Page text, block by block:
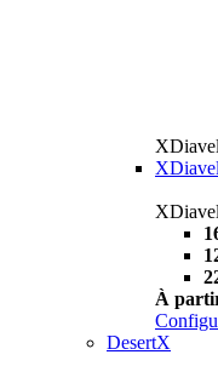
XDiavel
À
DesertX